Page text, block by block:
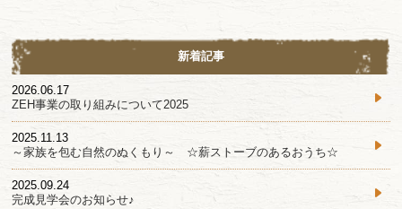
新着記事
2026.06.17
ZEH事業の取り組みについて2025
2025.11.13
～家族を包む自然のぬくもり～ ☆薪ストーブのあるおうち☆
2025.09.24
完成見学会のお知らせ♪